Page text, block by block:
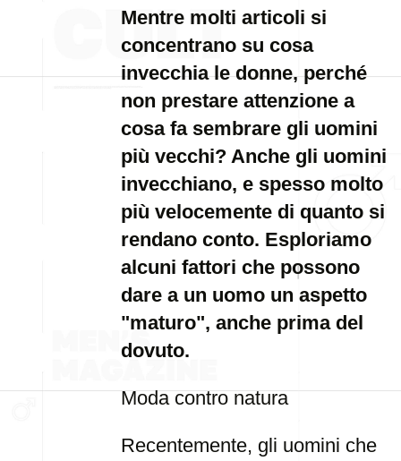
Mentre molti articoli si
concentrano su cosa
invecchia le donne, perché
non prestare attenzione a
cosa fa sembrare gli uomini
più vecchi? Anche gli uomini
invecchiano, e spesso molto
più velocemente di quanto si
rendano conto. Esploriamo
alcuni fattori che possono
dare a un uomo un aspetto
"maturo", anche prima del
dovuto.
Moda contro natura
Recentemente, gli uomini che